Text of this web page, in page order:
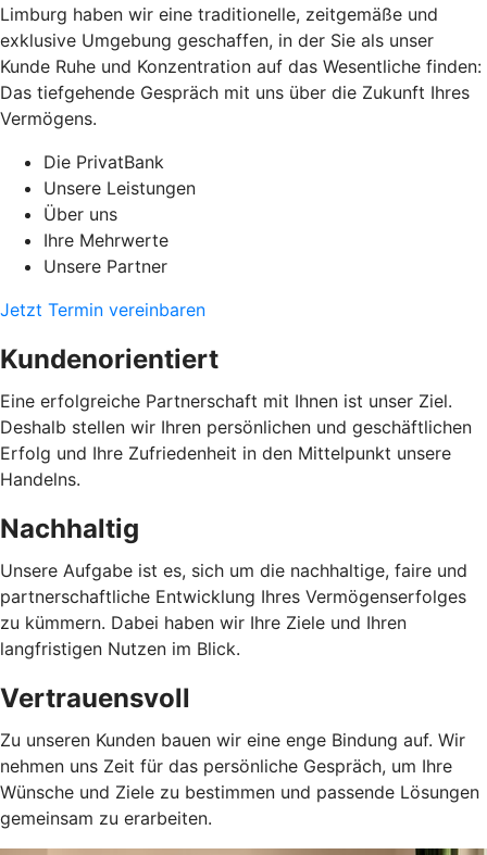
Limburg haben wir eine traditionelle, zeitgemäße und
exklusive Umgebung geschaffen, in der Sie als unser
Kunde Ruhe und Konzentration auf das Wesentliche finden:
Das tiefgehende Gespräch mit uns über die Zukunft Ihres
Vermögens.
Die PrivatBank
Unsere Leistungen
Über uns
Ihre Mehrwerte
Unsere Partner
Jetzt Termin vereinbaren
Kundenorientiert
Eine erfolgreiche Partnerschaft mit Ihnen ist unser Ziel.
Deshalb stellen wir Ihren persönlichen und geschäftlichen
Erfolg und Ihre Zufriedenheit in den Mittelpunkt unsere
Handelns.
Nachhaltig
Unsere Aufgabe ist es, sich um die nachhaltige, faire und
partnerschaftliche Entwicklung Ihres Vermögenserfolges
zu kümmern. Dabei haben wir Ihre Ziele und Ihren
langfristigen Nutzen im Blick.
Vertrauensvoll
Zu unseren Kunden bauen wir eine enge Bindung auf. Wir
nehmen uns Zeit für das persönliche Gespräch, um Ihre
Wünsche und Ziele zu bestimmen und passende Lösungen
gemeinsam zu erarbeiten.